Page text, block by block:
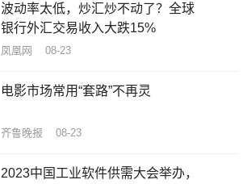
波动率太低，炒汇炒不动了？全球
银行外汇交易收入大跌15%
凤凰网 08-23
电影市场常用“套路”不再灵
齐鲁晚报 08-23
2023中国工业软件供需大会举办，